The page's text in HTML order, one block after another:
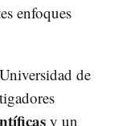
enfoques
de
y un